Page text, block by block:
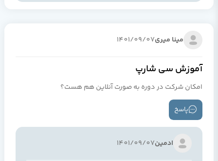
مینا میری1401/09/07
آموزش سی شارپ
امکان شرکت در دوره به صورت آنلاین هم هست؟
پاسخ
ادمین1401/09/07